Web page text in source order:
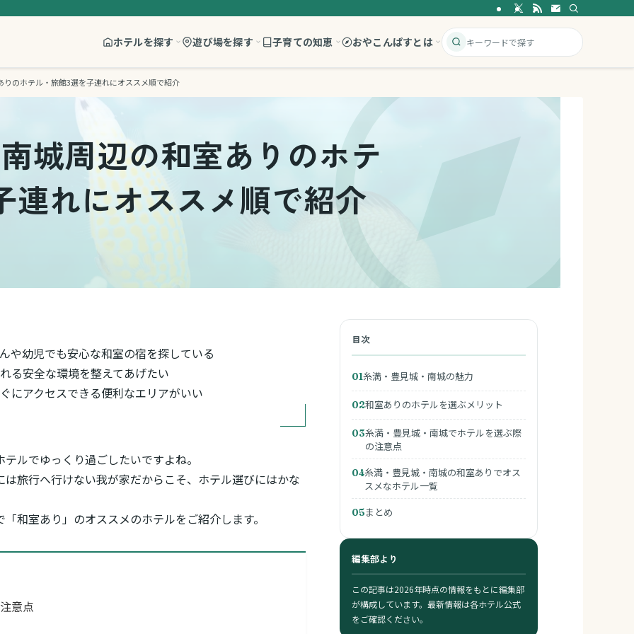
ホテルを探す 遊び場を探す 子育ての知恵 おやこんぱすとは
のホテル・旅館3選を子連れにオススメ順で紹介
城周辺の和室ありのホテ
連れにオススメ順で紹介
や幼児でも安心な和室の宿を探している
る安全な環境を整えてあげたい
にアクセスできる便利なエリアがいい
ルでゆっくり過ごしたいですよね。
旅行へ行けない我が家だからこそ、ホテル選びにはかな
和室あり」のオススメのホテルをご紹介します。
意点
目次
01糸満・豊見城・南城の魅力
02和室ありのホテルを選ぶメリット
03糸満・豊見城・南城でホテルを選ぶ際
の注意点
04糸満・豊見城・南城の和室ありでオス
スメなホテル一覧
05まとめ
編集部より
この記事は2026年時点の情報をもとに編集部
が構成しています。最新情報は各ホテル公式
をご確認ください。